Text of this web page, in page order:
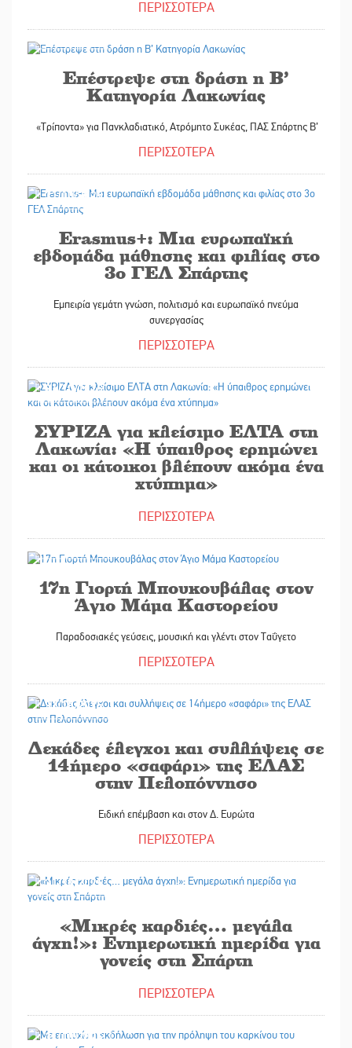
ΠΕΡΙΣΣΟΤΕΡΑ
Επέστρεψε στη δράση η Β’
Κατηγορία Λακωνίας
«Τρίποντα» για Πανκλαδιατικό, Ατρόμητο Συκέας, ΠΑΣ Σπάρτης Β’
ΠΕΡΙΣΣΟΤΕΡΑ
31/10/2025
Erasmus+: Μια ευρωπαϊκή
εβδομάδα μάθησης και φιλίας στο
3ο ΓΕΛ Σπάρτης
Εμπειρία γεμάτη γνώση, πολιτισμό και ευρωπαϊκό πνεύμα
συνεργασίας
ΠΕΡΙΣΣΟΤΕΡΑ
31/10/2025
ΣΥΡΙΖΑ για κλείσιμο ΕΛΤΑ στη
Λακωνία: «Η ύπαιθρος ερημώνει
και οι κάτοικοι βλέπουν ακόμα ένα
χτύπημα»
ΠΕΡΙΣΣΟΤΕΡΑ
17η Γιορτή Μπουκουβάλας στον
Άγιο Μάμα Καστορείου
Παραδοσιακές γεύσεις, μουσική και γλέντι στον Ταΰγετο
ΠΕΡΙΣΣΟΤΕΡΑ
31/10/2025
Δεκάδες έλεγχοι και συλλήψεις σε
14ήμερο «σαφάρι» της ΕΛΑΣ
στην Πελοπόννησο
Ειδική επέμβαση και στον Δ. Ευρώτα
ΠΕΡΙΣΣΟΤΕΡΑ
31/10/2025
«Μικρές καρδιές… μεγάλα
άγχη!»: Ενημερωτική ημερίδα για
γονείς στη Σπάρτη
ΠΕΡΙΣΣΟΤΕΡΑ
31/10/2025